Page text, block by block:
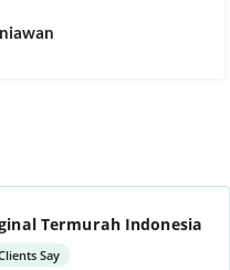
Termurah Indonesia